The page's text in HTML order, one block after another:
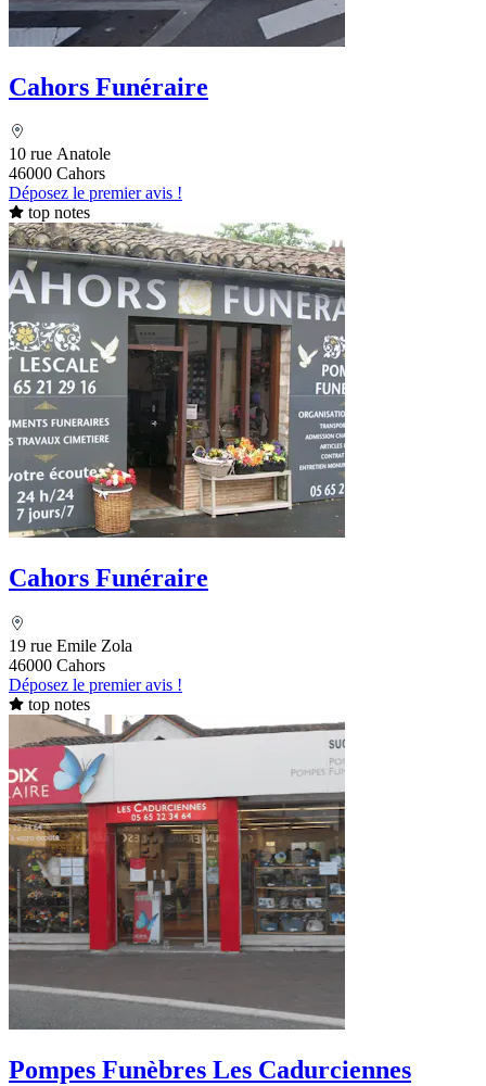
Cahors Funéraire
10 rue Anatole
46000 Cahors
Déposez le premier avis !
top notes
Cahors Funéraire
19 rue Emile Zola
46000 Cahors
Déposez le premier avis !
top notes
Pompes Funèbres Les Cadurciennes